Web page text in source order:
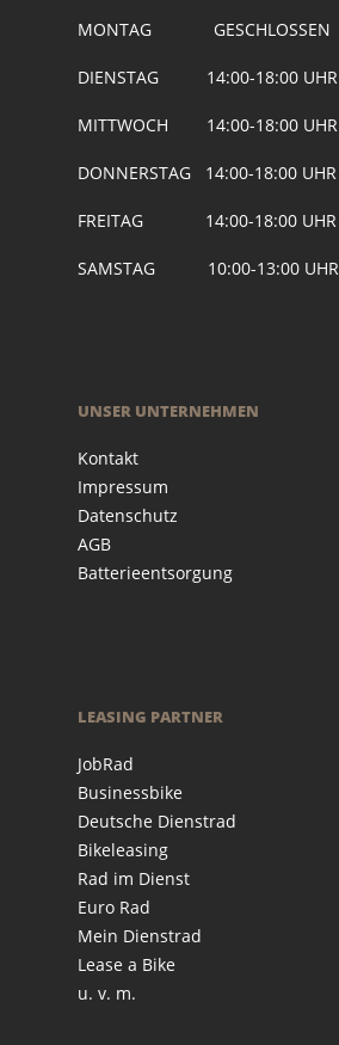
MONTAG GESCHLOSSEN
DIENSTAG 14:00-18:00 UHR
MITTWOCH 14:00-18:00 UHR
DONNERSTAG 14:00-18:00 UHR
FREITAG 14:00-18:00 UHR
SAMSTAG 10:00-13:00 UHR
UNSER UNTERNEHMEN
Kontakt
Impressum
Datenschutz
AGB
Batterieentsorgung
LEASING PARTNER
JobRad
Businessbike
Deutsche Dienstrad
Bikeleasing
Rad im Dienst
Euro Rad
Mein Dienstrad
Lease a Bike
u. v. m.